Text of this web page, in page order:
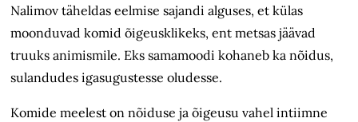
Nalimov täheldas eelmise sajandi alguses, et külas
moonduvad komid õigeusklikeks, ent metsas jäävad
truuks animismile. Eks samamoodi kohaneb ka nõidus,
sulandudes igasugustesse oludesse.
Komide meelest on nõiduse ja õigeusu vahel intiimne